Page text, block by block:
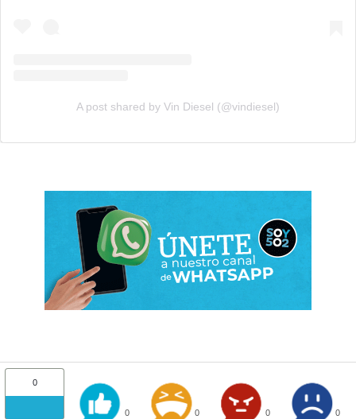
A post shared by Vin Diesel (@vindiesel)
0
0 0 0 0